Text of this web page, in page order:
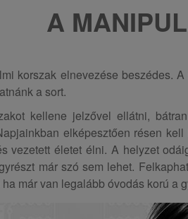
A
korszak elnevezése beszédes.
a sort.
kellene jelzővel ellátni,
elképesztően résen
vezetett életet élni. A helyzet
már szó sem lehet.
már van legalább óvodás korú a